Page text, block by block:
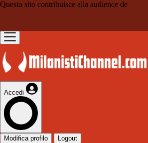
Questo sito contribuisce alla audience de
Accedi
Modifica profilo Logout